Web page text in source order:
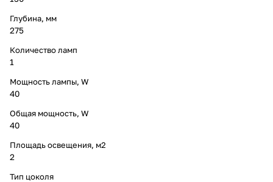
Глубина, мм
275
Количество ламп
1
Мощность лампы, W
40
Общая мощность, W
40
Площадь освещения, м2
2
Тип цоколя